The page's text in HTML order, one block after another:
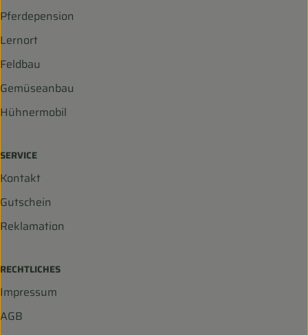
Pferdepension
Lernort
Feldbau
Gemüseanbau
Hühnermobil
SERVICE
Kontakt
Gutschein
Reklamation
RECHTLICHES
Impressum
AGB